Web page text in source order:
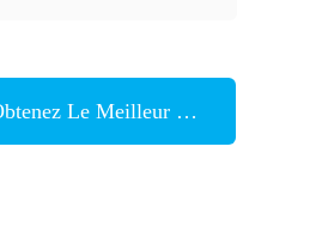
Le Meilleur Prix